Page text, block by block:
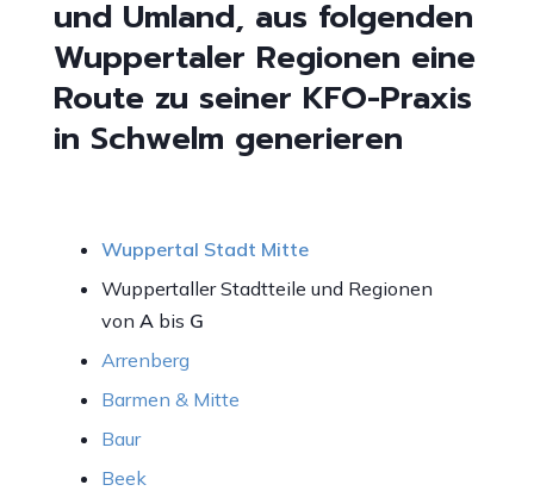
und Umland, aus folgenden
Wuppertaler Regionen eine
Route zu seiner KFO-Praxis
in Schwelm generieren
Wuppertal Stadt Mitte
Wuppertaller Stadtteile und Regionen
von A bis G
Arrenberg
Barmen & Mitte
Baur
Beek